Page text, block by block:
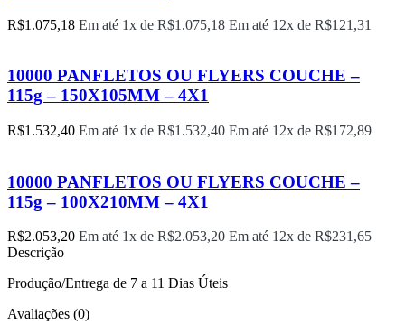
R$1.075,18 Em até 1x de R$1.075,18 Em até 12x de R$121,31
10000 PANFLETOS OU FLYERS COUCHE –
115g – 150X105MM – 4X1
R$1.532,40 Em até 1x de R$1.532,40 Em até 12x de R$172,89
10000 PANFLETOS OU FLYERS COUCHE –
115g – 100X210MM – 4X1
R$2.053,20 Em até 1x de R$2.053,20 Em até 12x de R$231,65
Descrição
Produção/Entrega de 7 a 11 Dias Úteis
Avaliações (0)